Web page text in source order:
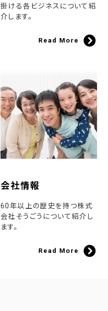
掛ける各ビジネスについて紹
介します。
Read More
会社情報
60年以上の歴史を持つ株式
会社そうごうについて紹介し
ます。
Read More